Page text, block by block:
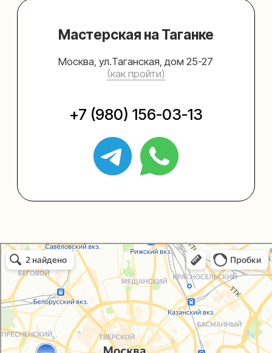
Упаковали Онлайн в Москве
Москва
Согласие на обработку персональных данных
© 2021-2025, ООО "УПАКОВАЛИ ОНЛАЙН"
Сайт разработала
bogac hevas
help@upakovali.online
Услуги Блог
Каталог
Упаковать подарок
В личный кабинет